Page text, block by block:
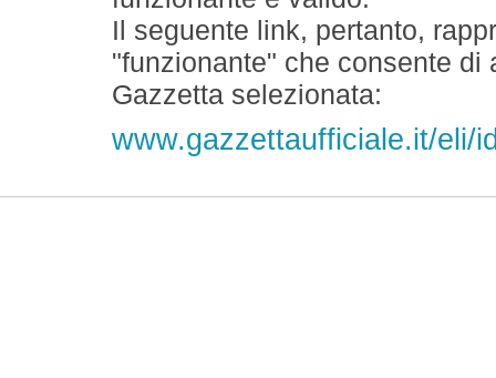
Il seguente link, pertanto,
"funzionante" che consente
Gazzetta selezionata:
www.gazzettaufficiale.it/eli/